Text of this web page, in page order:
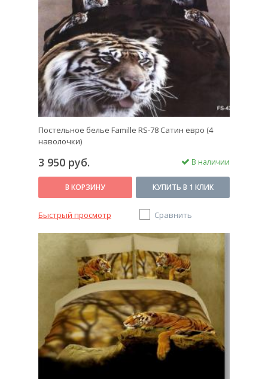
Постельное белье Famille RS-78 Сатин евро (4
наволочки)
3 950 руб. В наличии
В КОРЗИНУ КУПИТЬ В 1 КЛИК
Быстрый просмотр Сравнить